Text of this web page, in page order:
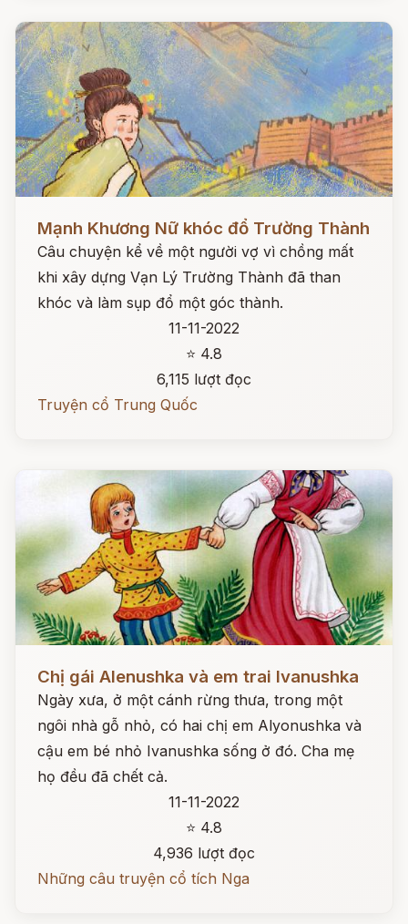
Mạnh Khương Nữ khóc đổ Trường Thành
Câu chuyện kể về một người vợ vì chồng mất
khi xây dựng Vạn Lý Trường Thành đã than
khóc và làm sụp đổ một góc thành.
11-11-2022
⭐ 4.8
6,115 lượt đọc
Truyện cổ Trung Quốc
Chị gái Alenushka và em trai Ivanushka
Ngày xưa, ở một cánh rừng thưa, trong một
ngôi nhà gỗ nhỏ, có hai chị em Alyonushka và
cậu em bé nhỏ Ivanushka sống ở đó. Cha mẹ
họ đều đã chết cả.
11-11-2022
⭐ 4.8
4,936 lượt đọc
Những câu truyện cổ tích Nga